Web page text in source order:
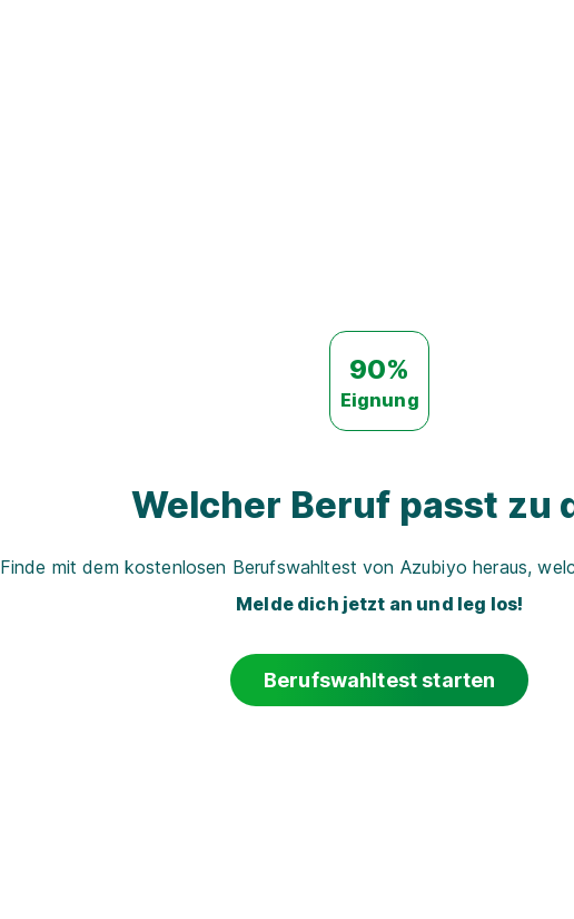
90%
Eignung
Welcher Beruf passt zu
Finde mit dem kostenlosen Berufswahltest von Azubiyo heraus,
Melde dich jetzt an und leg los!
Berufswahltest starten